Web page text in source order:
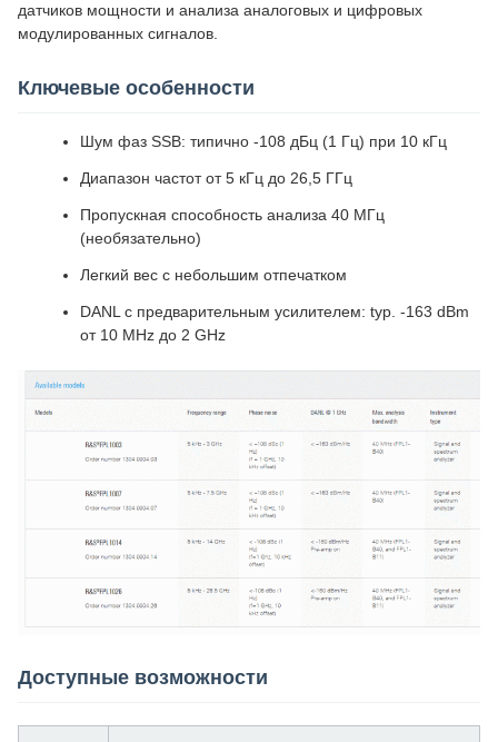
датчиков мощности и анализа аналоговых и цифровых
модулированных сигналов.
Ключевые особенности
Шум фаз SSB: типично -108 дБц (1 Гц) при 10 кГц
Диапазон частот от 5 кГц до 26,5 ГГц
Пропускная способность анализа 40 МГц
(необязательно)
Легкий вес с небольшим отпечатком
DANL с предварительным усилителем: typ. -163 dBm
от 10 MHz до 2 GHz
Доступные возможности